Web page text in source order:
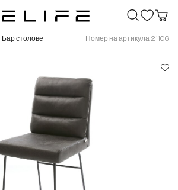
съдържание
Бар столове Номер на артикула 21106